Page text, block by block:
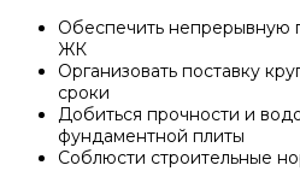
Обеспечить непрерывную
ЖК
Организовать поставку
сроки
Добиться прочности и
фундаментной плиты
Соблюсти строительные